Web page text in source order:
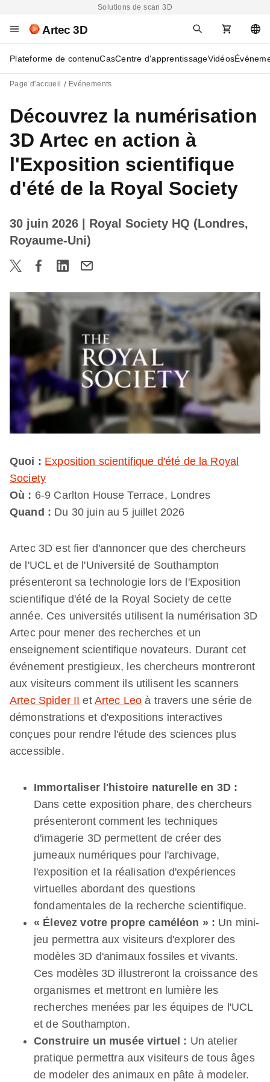
Solutions de scan 3D
Artec 3D
Plateforme de contenuCasCentre d'apprentissageVidéos
Page d'accueil Evénements
Découvrez la numérisation
3D Artec en action à
l'Exposition scientifique
d'été de la Royal Society
30 juin 2026
| Royal Society HQ (Londres,
Royaume-Uni)
Quoi : Exposition scientifique d'été de la Royal
Society
Où : 6-9 Carlton House Terrace, Londres
Quand : Du 30 juin au 5 juillet 2026
Artec 3D est fier d'annoncer que des chercheurs
de l'UCL et de l'Université de Southampton
présenteront sa technologie lors de l'Exposition
scientifique d'été de la Royal Society de cette
année. Ces universités utilisent la numérisation 3D
Artec pour mener des recherches et un
enseignement scientifique novateurs. Durant cet
événement prestigieux, les chercheurs montreront
aux visiteurs comment ils utilisent les scanners
Artec Spider II et Artec Leo à travers une série de
démonstrations et d'expositions interactives
conçues pour rendre l'étude des sciences plus
accessible.
Immortaliser l'histoire naturelle en 3D :
Dans cette exposition phare, des chercheurs
présenteront comment les techniques
d'imagerie 3D permettent de créer des
jumeaux numériques pour l'archivage,
l'exposition et la réalisation d'expériences
virtuelles abordant des questions
fondamentales de la recherche scientifique.
« Élevez votre propre caméléon » : Un mini-
jeu permettra aux visiteurs d'explorer des
modèles 3D d'animaux fossiles et vivants.
Ces modèles 3D illustreront la croissance des
organismes et mettront en lumière les
recherches menées par les équipes de l'UCL
et de Southampton.
Construire un musée virtuel : Un atelier
pratique permettra aux visiteurs de tous âges
de modeler des animaux en pâte à modeler.